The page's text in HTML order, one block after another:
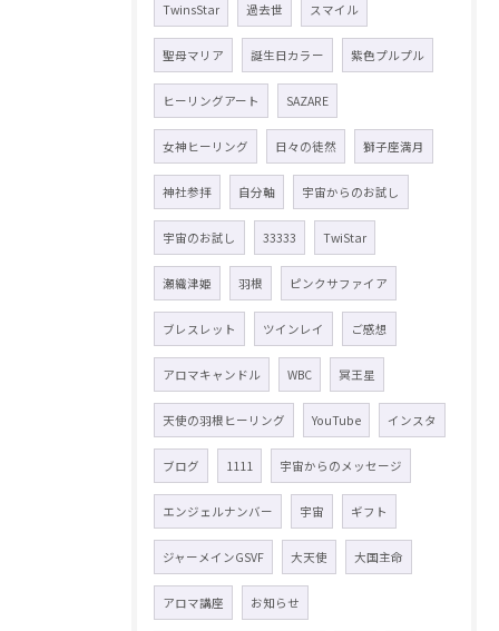
TwinsStar 過去世 スマイル
聖母マリア 誕生日カラー 紫色プルプル
ヒーリングアート SAZARE
女神ヒーリング 日々の徒然 獅子座満月
神社参拝 自分軸 宇宙からのお試し
宇宙のお試し 33333 TwiStar
瀬織津姫 羽根 ピンクサファイア
ブレスレット ツインレイ ご感想
アロマキャンドル WBC 冥王星
天使の羽根ヒーリング YouTube インスタ
ブログ 1111 宇宙からのメッセージ
エンジェルナンバー 宇宙 ギフト
ジャーメインGSVF 大天使 大国主命
アロマ講座 お知らせ